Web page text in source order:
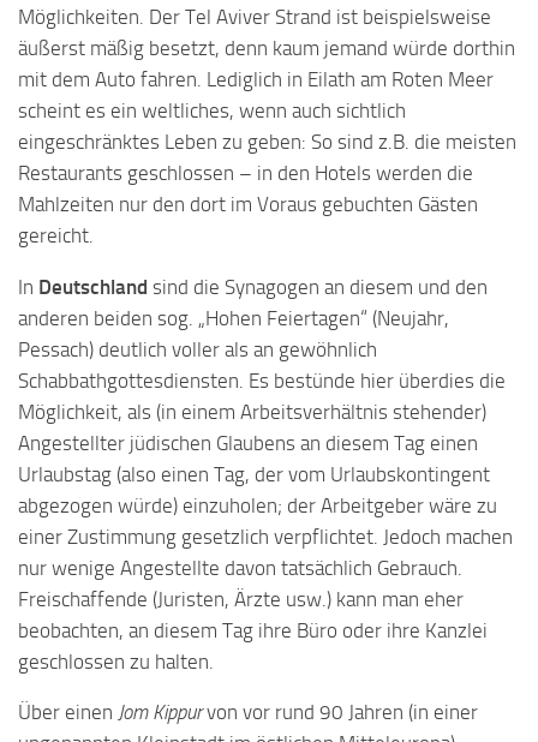
Möglichkeiten. Der Tel Aviver Strand ist beispielsweise
äußerst mäßig besetzt, denn kaum jemand würde dorthin
mit dem Auto fahren. Lediglich in Eilath am Roten Meer
scheint es ein weltliches, wenn auch sichtlich
eingeschränktes Leben zu geben: So sind z.B. die meisten
Restaurants geschlossen – in den Hotels werden die
Mahlzeiten nur den dort im Voraus gebuchten Gästen
gereicht.
In Deutschland sind die Synagogen an diesem und den
anderen beiden sog. „Hohen Feiertagen“ (Neujahr,
Pessach) deutlich voller als an gewöhnlich
Schabbathgottesdiensten. Es bestünde hier überdies die
Möglichkeit, als (in einem Arbeitsverhältnis stehender)
Angestellter jüdischen Glaubens an diesem Tag einen
Urlaubstag (also einen Tag, der vom Urlaubskontingent
abgezogen würde) einzuholen; der Arbeitgeber wäre zu
einer Zustimmung gesetzlich verpflichtet. Jedoch machen
nur wenige Angestellte davon tatsächlich Gebrauch.
Freischaffende (Juristen, Ärzte usw.) kann man eher
beobachten, an diesem Tag ihre Büro oder ihre Kanzlei
geschlossen zu halten.
Über einen Jom Kippurvon vor rund 90 Jahren (in einer